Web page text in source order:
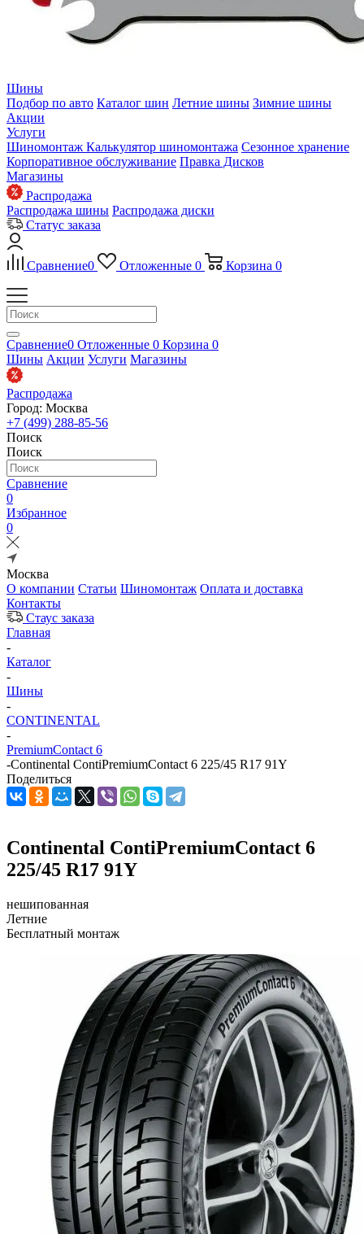
Шины
Подбор по авто Каталог шин Летние шины Зимние шины
Акции
Услуги
Шиномонтаж Калькулятор шиномонтажа Сезонное хранение
Корпоративное обслуживание Правка Дисков
Магазины
Распродажа
Распродажа шины Распродажа диски
Статус заказа
Сравнение0 Отложенные 0 Корзина 0
Сравнение0 Отложенные 0 Корзина 0
Шины Акции Услуги Магазины
Распродажа
Город: Москва
+7 (499) 288-85-56
Поиск
Поиск
Сравнение
0
Избранное
0
Москва
О компании Статьи Шиномонтаж Оплата и доставка
Контакты
Стаус заказа
Главная
-
Каталог
-
Шины
-
CONTINENTAL
-
PremiumContact 6
-Continental ContiPremiumContact 6 225/45 R17 91Y
Поделиться
Continental ContiPremiumContact 6
225/45 R17 91Y
нешипованная
Летние
Бесплатный монтаж